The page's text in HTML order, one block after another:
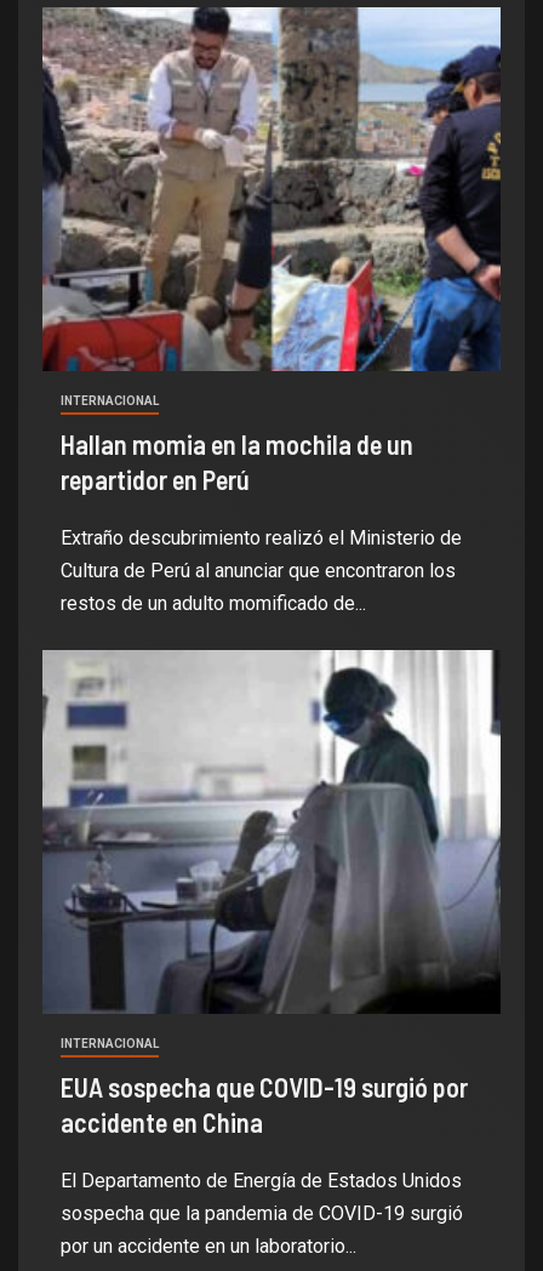
INTERNACIONAL
Hallan momia en la mochila de un
repartidor en Perú
Extraño descubrimiento realizó el Ministerio de
Cultura de Perú al anunciar que encontraron los
restos de un adulto momificado de...
INTERNACIONAL
EUA sospecha que COVID-19 surgió por
accidente en China
El Departamento de Energía de Estados Unidos
sospecha que la pandemia de COVID-19 surgió
por un accidente en un laboratorio...